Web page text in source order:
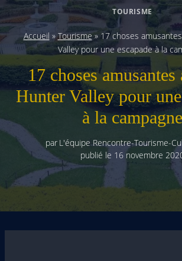
TOURISME
Accueil »Tourisme» 17 choses
Valley pour une escapade à la
17 choses
Hunter Valley pour une
à la campagne
par L'équipe Rencontre-Tourisme-
publié le 16 novembre